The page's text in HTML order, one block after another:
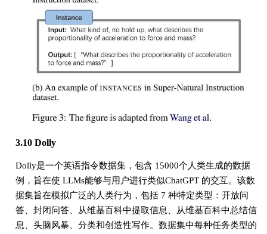
3.10 Dolly
Dolly是一个英语指令数据集，包含 15000个人类生成的数据
例，旨在使 LLMs能够与用户进行类似ChatGPT 的交互。该数
据集旨在模拟广泛的人类行为，包括 7 种特定类型：开放问
答、封闭问答、从维基百科中提取信息、从维基百科中总结信
息、头脑风暴、分类和创造性写作。数据集中每种任务类型的